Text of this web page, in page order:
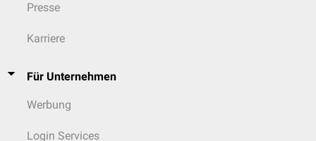
Presse
Karriere
Für Unternehmen
Werbung
Login Services